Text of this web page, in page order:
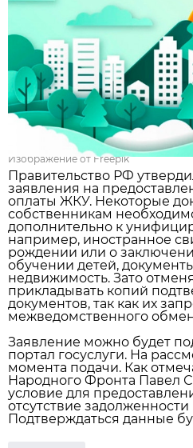
Изображение от Freepik
Правительство РФ
заявления на
оплаты ЖКУ. Некоторые
собственникам
дополнительно к
например, иностранное
рождении или о
обучении детей,
недвижимость. Зато
прикладывать копий
документов, так как их
межведомственного
Заявление можно будет
портал госуслуги. На
момента подачи. Как
Народного Фронта Павел
условие для
отсутствие
Подтверждаться данные